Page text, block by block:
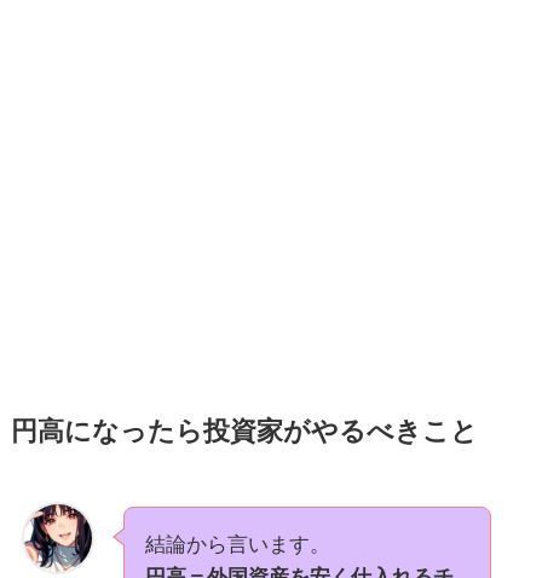
円高になったら投資家がやるべきこと
結論から言います。